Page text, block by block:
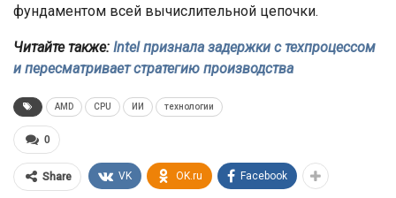
фундаментом всей вычислительной цепочки.
Читайте также: Intel признала задержки с техпроцессом
и пересматривает стратегию производства
AMD CPU ИИ технологии
0
Share VK OK.ru Facebook